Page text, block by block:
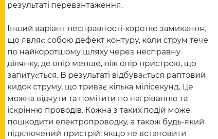
результаті перевантаження.
Інший варіант несправності-коротке замикання,
що являє собою дефект контуру, коли струм тече
по найкоротшому шляху через несправну
ділянку, де опір менше, ніж опір пристрою, що
запитується. В результаті відбувається раптовий
кидок струму, що триває кілька мілісекунд. Це
можна відчути та помітити по нагріванню та
іскрінню проводів. Кожна з таких подій може
пошкодити електропроводку, а також будь-який
підключений пристрій, якщо не встановити